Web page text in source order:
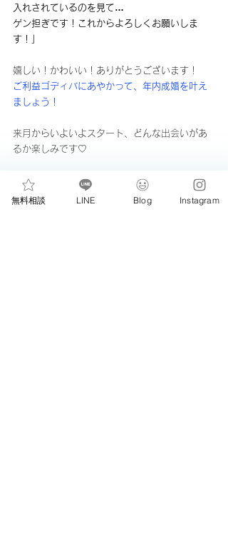
入れされているのを見て…
ゲン担ぎです！これからよろしくお願いしま
す！」
嬉しい！かわいい！ありがとうございます！
ご利益ゴディバにあやかって、年内成婚を叶え
ましょう！
来月からいよいよスタート、どんな出会いがあ
るか楽しみです♡
＼おきがるに／
大友に相談してみる
無料相談 LINE Blog Instagram